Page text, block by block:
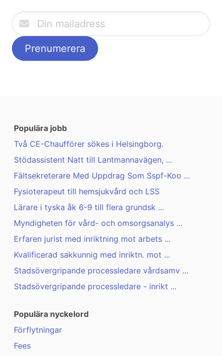
Populära jobb
Två CE-Chaufförer sökes i Helsingborg.
Stödassistent Natt till Lantmannavägen, ...
Fältsekreterare Med Uppdrag Som Sspf-Koo ...
Fysioterapeut till hemsjukvård och LSS
Lärare i tyska åk 6-9 till flera grundsk ...
Myndigheten för vård- och omsorgsanalys ...
Erfaren jurist med inriktning mot arbets ...
Kvalificerad sakkunnig med inriktn. mot ...
Stadsövergripande processledare vårdsamv ...
Stadsövergripande processledare - inrikt ...
Populära nyckelord
Förflytningar
Fees